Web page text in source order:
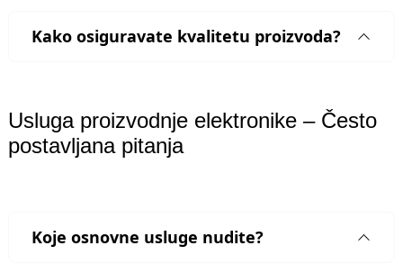
Kako osiguravate kvalitetu proizvoda?
Usluga proizvodnje elektronike – Često
postavljana pitanja
Koje osnovne usluge nudite?